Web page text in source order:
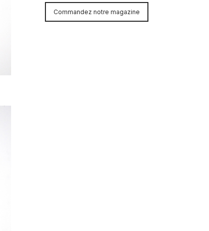
Commandez notre magazine